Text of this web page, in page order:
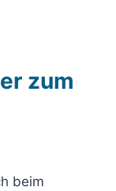
zum
beim